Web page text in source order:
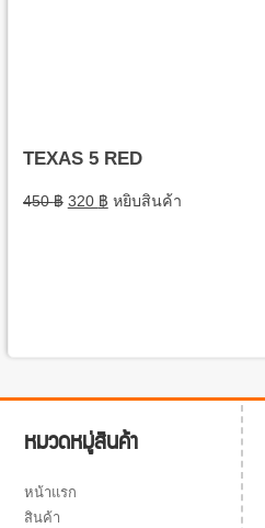
TEXAS 5 RED
450฿ 320 ฿ หยิบสินค้า
หมวดหมู่สินค้า
หน้าแรก
สินค้า